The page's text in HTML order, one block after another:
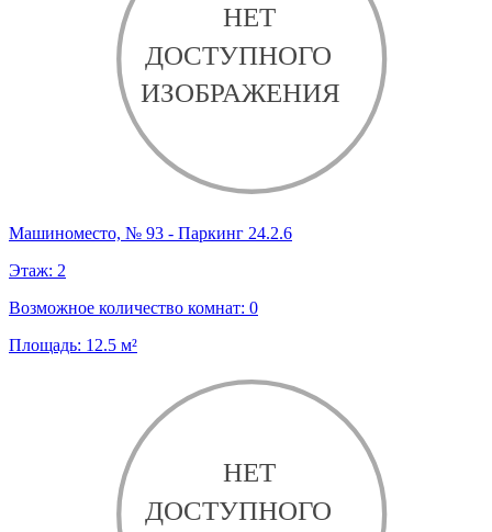
Машиноместо, № 93 - Паркинг 24.2.6
Этаж: 2
Возможное количество комнат: 0
Площадь: 12.5 м²